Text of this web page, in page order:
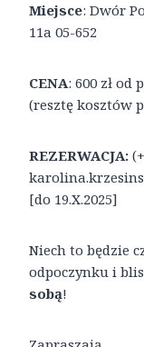
Miejsce: Dwór
11a 05-652
CENA: 600 zł
(resztę kosztów
REZERWACJA:
[do 19.X.2025]
Niech to będzie
odpoczynku i
sobą!